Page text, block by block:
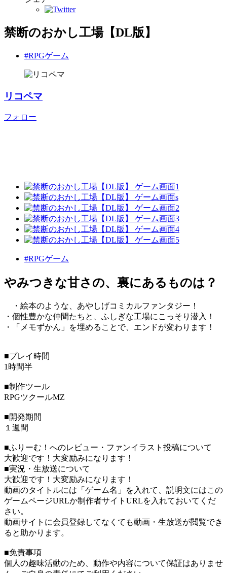
禁断のおかし工場【DL版】
#RPGゲーム
リコペマ
フォロー
#RPGゲーム
やみつきな甘さの、裏にあるものは？
・絵本のような、あやしげコミカルファンタジー！
・個性豊かな仲間たちと、ふしぎな工場にこっそり潜入！
・「メモずかん」を埋めることで、エンドが変わります！
■プレイ時間
1時間半
■制作ツール
RPGツクールMZ
■開発期間
１週間
■ふりーむ！へのレビュー・ファンイラスト投稿について
大歓迎です！大変励みになります！
■実況・生放送について
大歓迎です！大変励みになります！
動画のタイトルには「ゲーム名」を入れて、説明文にはこの
ゲームページURLか制作者サイトURLを入れておいてくだ
さい。
動画サイトに会員登録してなくても動画・生放送が閲覧でき
ると助かります。
■免責事項
個人の趣味活動のため、動作や内容について保証はありませ